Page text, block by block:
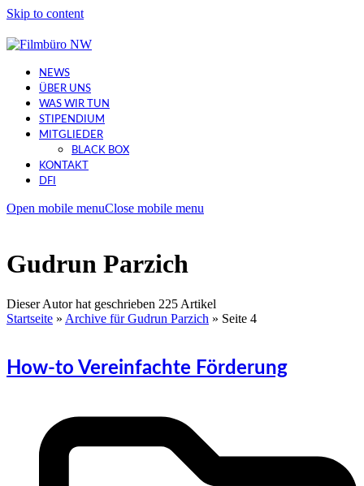
Skip to content
NEWS
ÜBER UNS
WAS WIR TUN
STIPENDIUM
MITGLIEDER
BLACK BOX
KONTAKT
DFI
Open mobile menuClose mobile menu
Gudrun Parzich
Dieser Autor hat geschrieben 225 Artikel
Startseite » Archive für Gudrun Parzich » Seite 4
How-to Vereinfachte Förderung